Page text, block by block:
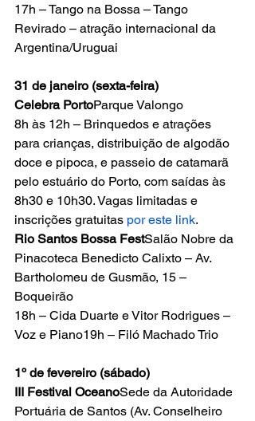
17h – Tango na Bossa – Tango
Revirado – atração internacional da
Argentina/Uruguai
31 de janeiro (sexta-feira)
Celebra PortoParque Valongo
8h às 12h – Brinquedos e atrações
para crianças, distribuição de algodão
doce e pipoca, e passeio de catamarã
pelo estuário do Porto, com saídas às
8h30 e 10h30. Vagas limitadas e
inscrições gratuitas por este link.
Rio Santos Bossa FestSalão Nobre da
Pinacoteca Benedicto Calixto – Av.
Bartholomeu de Gusmão, 15 –
Boqueirão
18h – Cida Duarte e Vitor Rodrigues –
Voz e Piano19h – Filó Machado Trio
1º de fevereiro (sábado)
III Festival OceanoSede da Autoridade
Portuária de Santos (Av. Conselheiro